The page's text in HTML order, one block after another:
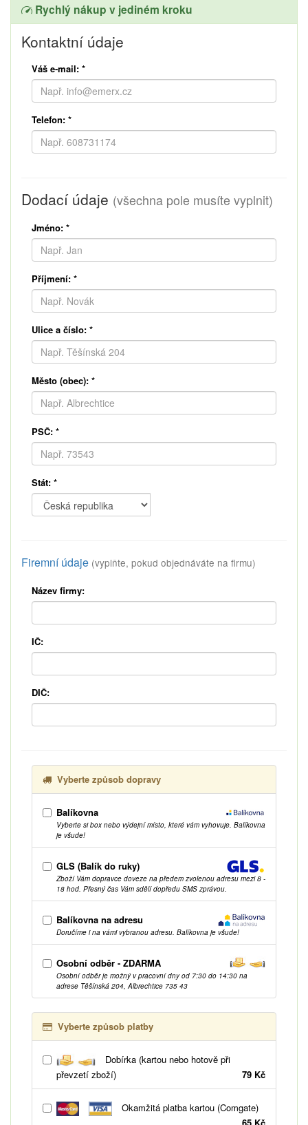
Rychlý nákup v jediném kroku
Kontaktní údaje
Váš e-mail: *
Telefon: *
Dodací údaje (všechna pole musíte vyplnit)
Jméno: *
Příjmení: *
Ulice a číslo: *
Město (obec): *
PSČ: *
Stát: *
Firemní údaje (vyplňte, pokud objednáváte na firmu)
Název firmy:
IČ:
DIČ:
Vyberte způsob dopravy
Balíkovna
Vyberte si box nebo výdejní místo, které vám vyhovuje. Balíkovna
je všude!
GLS (Balík do ruky)
Zboží Vám dopravce doveze na předem zvolenou adresu mezi 8 -
18 hod. Přesný čas Vám sdělí dopředu SMS zprávou.
Balíkovna na adresu
Doručíme i na vámi vybranou adresu. Balíkovna je všude!
Osobní odběr - ZDARMA
Osobní odběr je možný v pracovní dny od 7:30 do 14:30 na
adrese Těšínská 204, Albrechtice 735 43
Vyberte způsob platby
Dobírka (kartou nebo hotově při
převzetí zboží)
79 Kč
Okamžitá platba kartou (Comgate)